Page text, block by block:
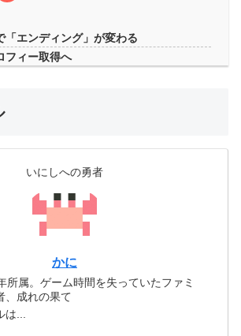
「エンディング」が変わる
フィー取得へ
いにしへの勇者
かに
所属。ゲーム時間を失っていたファミ
、成れの果て
は...